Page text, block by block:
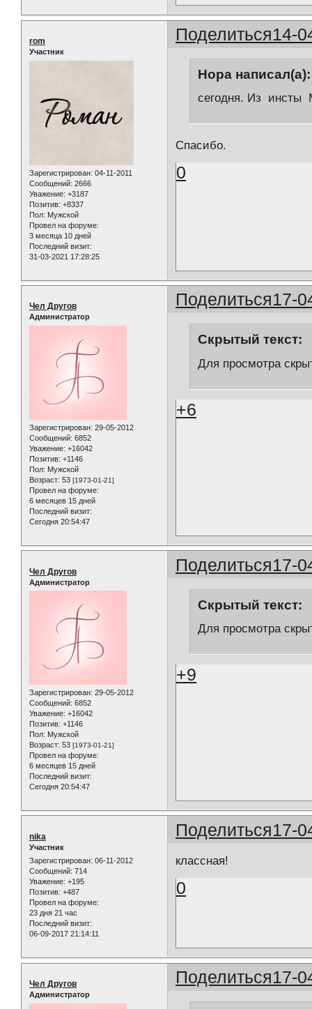
Поделиться14-
rom
Участник
Зарегистрирован: 04-11-2011
Сообщений: 2666
Уважение: +3187
Позитив: +8337
Пол: Мужской
Провел на форуме:
3 месяца 10 дней
Последний визит:
31-03-2021 17:28:25
Нора написал(а):
сегодня. Из инсты
Спасибо.
0
Поделиться17-
Чел Другов
Администратор
Зарегистрирован: 29-05-2012
Сообщений: 6852
Уважение: +16042
Позитив: +1146
Пол: Мужской
Возраст: 53 [1973-01-21]
Провел на форуме:
6 месяцев 15 дней
Последний визит:
Сегодня 20:54:47
Скрытый текст:
Для просмотра
+6
Поделиться17-
Чел Другов
Администратор
Зарегистрирован: 29-05-2012
Сообщений: 6852
Уважение: +16042
Позитив: +1146
Пол: Мужской
Возраст: 53 [1973-01-21]
Провел на форуме:
6 месяцев 15 дней
Последний визит:
Сегодня 20:54:47
Скрытый текст:
Для просмотра
+9
Поделиться17-
nika
Участник
Зарегистрирован: 06-11-2012
Сообщений: 714
Уважение: +195
Позитив: +487
Провел на форуме:
23 дня 21 час
Последний визит:
06-09-2017 21:14:11
классная!
0
Поделиться17-
Чел Другов
Администратор